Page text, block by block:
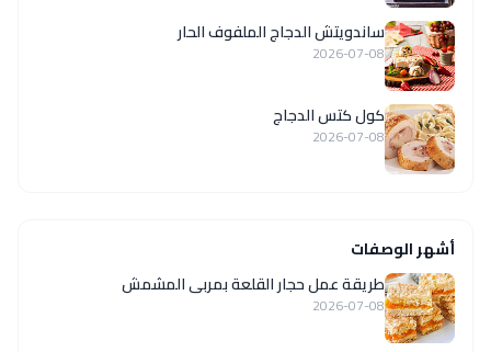
ساندويتش الدجاج الملفوف الحار
2026-07-08
كول كتس الدجاج
2026-07-08
أشهر الوصفات
طريقة عمل حجار القلعة بمربى المشمش
2026-07-08